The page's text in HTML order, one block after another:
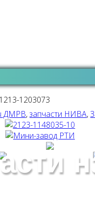
ДМРВ,запчасти НИВА,